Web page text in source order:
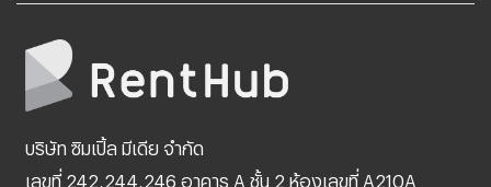
บริษัท ซิมเปิ้ล มีเดีย จำกัด
เลขที่ 242,244,246 อาคาร A ชั้น 2 ห้องเลขที่ A210A